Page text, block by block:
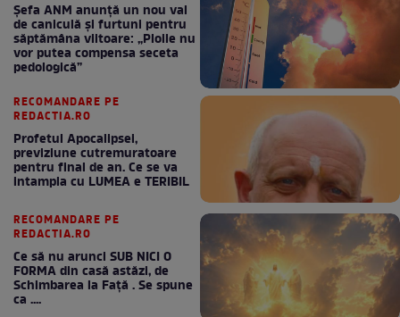
Șefa ANM anunță un nou val
de caniculă și furtuni pentru
săptămâna viitoare: „Ploile nu
vor putea compensa seceta
pedologică”
RECOMANDARE PE
REDACTIA.RO
Profetul Apocalipsei,
previziune cutremuratoare
pentru final de an. Ce se va
intampla cu LUMEA e TERIBIL
RECOMANDARE PE
REDACTIA.RO
Ce să nu arunci SUB NICI O
FORMA din casă astăzi, de
Schimbarea la Față . Se spune
ca ....